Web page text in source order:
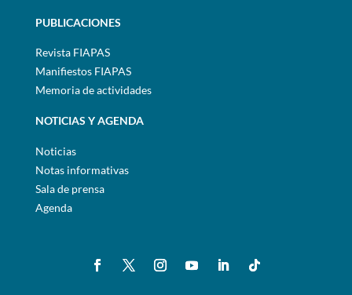
PUBLICACIONES
Revista FIAPAS
Manifiestos FIAPAS
Memoria de actividades
NOTICIAS Y AGENDA
Noticias
Notas informativas
Sala de prensa
Agenda